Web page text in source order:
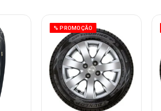
% PROMOÇÃO